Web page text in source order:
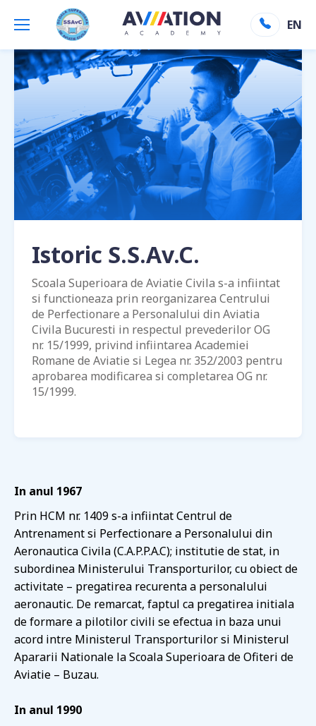
EN
Istoric S.S.Av.C.
Scoala Superioara de Aviatie Civila s-a infiintat
si functioneaza prin reorganizarea Centrului
de Perfectionare a Personalului din Aviatia
Civila Bucuresti in respectul prevederilor OG
nr. 15/1999, privind infiintarea Academiei
Romane de Aviatie si Legea nr. 352/2003 pentru
aprobarea modificarea si completarea OG nr.
15/1999.
In anul 1967
Prin HCM nr. 1409 s-a infiintat Centrul de
Antrenament si Perfectionare a Personalului din
Aeronautica Civila (C.A.P.P.A.C); institutie de stat, in
subordinea Ministerului Transporturilor, cu obiect de
activitate – pregatirea recurenta a personalului
aeronautic. De remarcat, faptul ca pregatirea initiala
de formare a pilotilor civili se efectua in baza unui
acord intre Ministerul Transporturilor si Ministerul
Apararii Nationale la Scoala Superioara de Ofiteri de
Aviatie – Buzau.
In anul 1990